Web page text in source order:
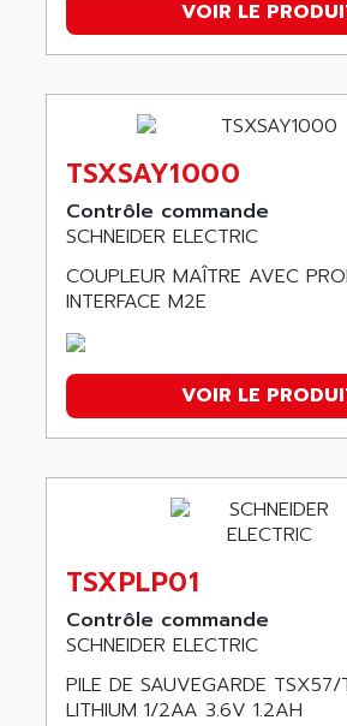
VOIR LE
TSXSAY1000
Contrôle commande
SCHNEIDER ELECTRIC
COUPLEUR MAÎTRE AVEC
INTERFACE M2E
VOIR LE
TSXPLP01
Contrôle commande
SCHNEIDER ELECTRIC
PILE DE SAUVEGARDE TSX57/
LITHIUM 1/2AA 3.6V 1.2AH